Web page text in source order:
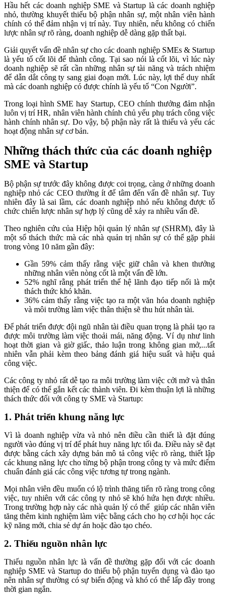
Hầu hết các doanh nghiệp SME và Startup là các doanh nghiệp
nhỏ, thường khuyết thiếu bộ phận nhân sự, một nhân viên hành
chính có thể đảm nhận vị trí này. Tuy nhiên, nếu không có chiến
lược nhân sự rõ ràng, doanh nghiệp dễ dàng gặp thất bại.
Giải quyết vấn đề nhân sự cho các doanh nghiệp SMEs & Startup
là yếu tố cốt lõi để thành công. Tại sao nói là cốt lõi, vì lúc này
doanh nghiệp sẽ rất cần những nhân sự tài năng và trách nhiệm
để dẫn dắt công ty sang giai đoạn mới. Lúc này, lợi thế duy nhất
mà các doanh nghiệp có được chính là yếu tố “Con Người”.
Trong loại hình SME hay Startup, CEO chính thưởng đảm nhận
luôn vị trí HR, nhân viên hành chính chủ yếu phụ trách công việc
hành chính nhân sự. Do vậy, bộ phận này rất là thiếu và yếu các
hoạt động nhân sự cơ bản.
Những thách thức của các doanh nghiệp
SME và Startup
Bộ phận sự trước đây không được coi trọng, càng ở những doanh
nghiệp nhỏ các CEO thường ít để tâm đến vấn đề nhân sự. Tuy
nhiên đây là sai lầm, các doanh nghiệp nhỏ nếu không được tổ
chức chiến lược nhân sự hợp lý cũng dễ xảy ra nhiều vấn đề.
Theo nghiên cứu của Hiệp hội quản lý nhân sự (SHRM), đây là
một số thách thức mà các nhà quản trị nhân sự có thể gặp phải
trong vòng 10 năm gần đây:
Gần 59% cảm thấy rằng việc giữ chân và khen thưởng
những nhân viên nòng cốt là một vấn đề lớn.
52% nghĩ rằng phát triển thế hệ lãnh đạo tiếp nối là một
thách thức khó khăn.
36% cảm thấy rằng việc tạo ra một văn hóa doanh nghiệp
và môi trường làm việc thân thiện sẽ thu hút nhân tài.
Để phát triển được đội ngũ nhân tài điều quan trọng là phải tạo ra
được môi trường làm việc thoải mái, năng động. Ví dụ như linh
hoạt thời gian và giờ giấc, thảo luận trong không gian mở,...tất
nhiên vẫn phải kèm theo bảng đánh giá hiệu suất và hiệu quả
công việc.
Các công ty nhỏ rất dễ tạo ra môi trường làm việc cởi mở và thân
thiện để có thể gắn kết các thành viên. Đi kèm thuận lợi là những
thách thức đối với công ty SME và Startup:
1. Phát triển khung năng lực
Vì là doanh nghiệp vừa và nhỏ nên điều cần thiết là đặt đúng
người vào đúng vị trí để phát huy năng lực tối đa. Điều này sẽ đạt
được bằng cách xây dựng bản mô tả công việc rõ ràng, thiết lập
các khung năng lực cho từng bộ phận trong công ty và mức điểm
chuẩn đánh giá các công việc tương tự trong ngành.
Mọi nhân viên đều muốn có lộ trình thăng tiến rõ ràng trong công
việc, tuy nhiên với các công ty nhỏ sẽ khó hứa hẹn được nhiều.
Trong trường hợp này các nhà quản lý có thể giúp các nhân viên
tăng thêm kinh nghiệm làm việc bằng cách cho họ cơ hội học các
kỹ năng mới, chia sẻ dự án hoặc đào tạo chéo.
2. Thiếu nguồn nhân lực
Thiếu nguồn nhân lực là vấn đề thường gặp đối với các doanh
nghiệp SME và Startup do thiếu bộ phận tuyển dụng và đào tạo
nên nhân sự thường có sự biến động và khó có thể lấp đầy trong
thời gian ngắn.